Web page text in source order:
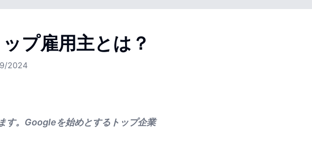
プ雇用主とは？
2024
す。Googleを始めとするトップ企業